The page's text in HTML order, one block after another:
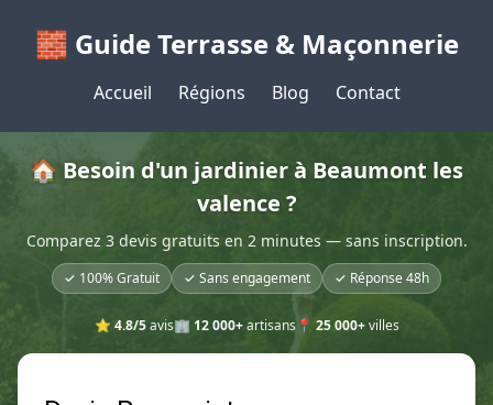
🧱 Guide Terrasse & Maçonnerie
Accueil Régions Blog Contact
🏠 Besoin d'un jardinier à Beaumont les
valence ?
Comparez 3 devis gratuits en 2 minutes — sans inscription.
✓ 100% Gratuit ✓ Sans engagement ✓ Réponse 48h
⭐ 4.8/5avis🏢 12 000+artisans📍 25 000+villes